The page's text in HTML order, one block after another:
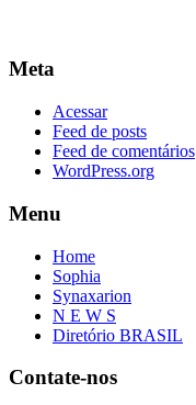
Meta
Acessar
Feed de posts
Feed de comentários
WordPress.org
Menu
Home
Sophia
Synaxarion
N E W S
Diretório BRASIL
Contate-nos